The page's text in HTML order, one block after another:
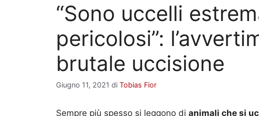
“Sono uccelli
pericolosi”:
brutale uccisione
Giugno 11, 2021 di Tobias Fior
Sempre più spesso si leggono di animali che si